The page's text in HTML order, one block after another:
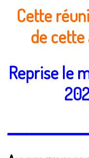
Cette
de cette
Reprise le